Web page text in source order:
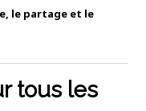
le partage et le
tous les